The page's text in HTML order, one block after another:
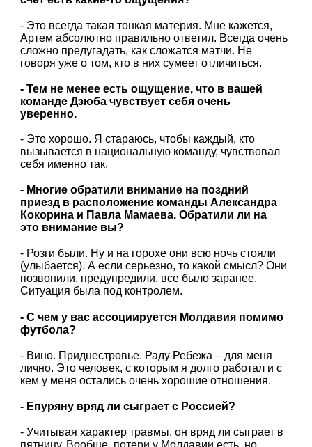
- Это всегда такая тонкая материя. Мне кажется,
Артем абсолютно правильно ответил. Всегда очень
сложно предугадать, как сложатся матчи. Не
говоря уже о том, кто в них сумеет отличиться.
- Тем не менее есть ощущение, что в вашей
команде Дзюба чувствует себя очень
уверенно.
- Это хорошо. Я стараюсь, чтобы каждый, кто
вызывается в национальную команду, чувствовал
себя именно так.
- Многие обратили внимание на поздний
приезд в расположение команды Александра
Кокорина и Павла Мамаева. Обратили ли на
это внимание вы?
- Розги были. Ну и на горохе они всю ночь стояли
(улыбается). А если серьезно, то какой смысл? Они
позвонили, предупредили, все было заранее.
Ситуация была под контролем.
- С чем у вас ассоциируется Молдавия помимо
футбола?
- Вино. Приднестровье. Раду Ребежа – для меня
лично. Это человек, с которым я долго работал и с
кем у меня остались очень хорошие отношения.
- Епуряну вряд ли сыграет с Россией?
- Учитывая характер травмы, он вряд ли сыграет в